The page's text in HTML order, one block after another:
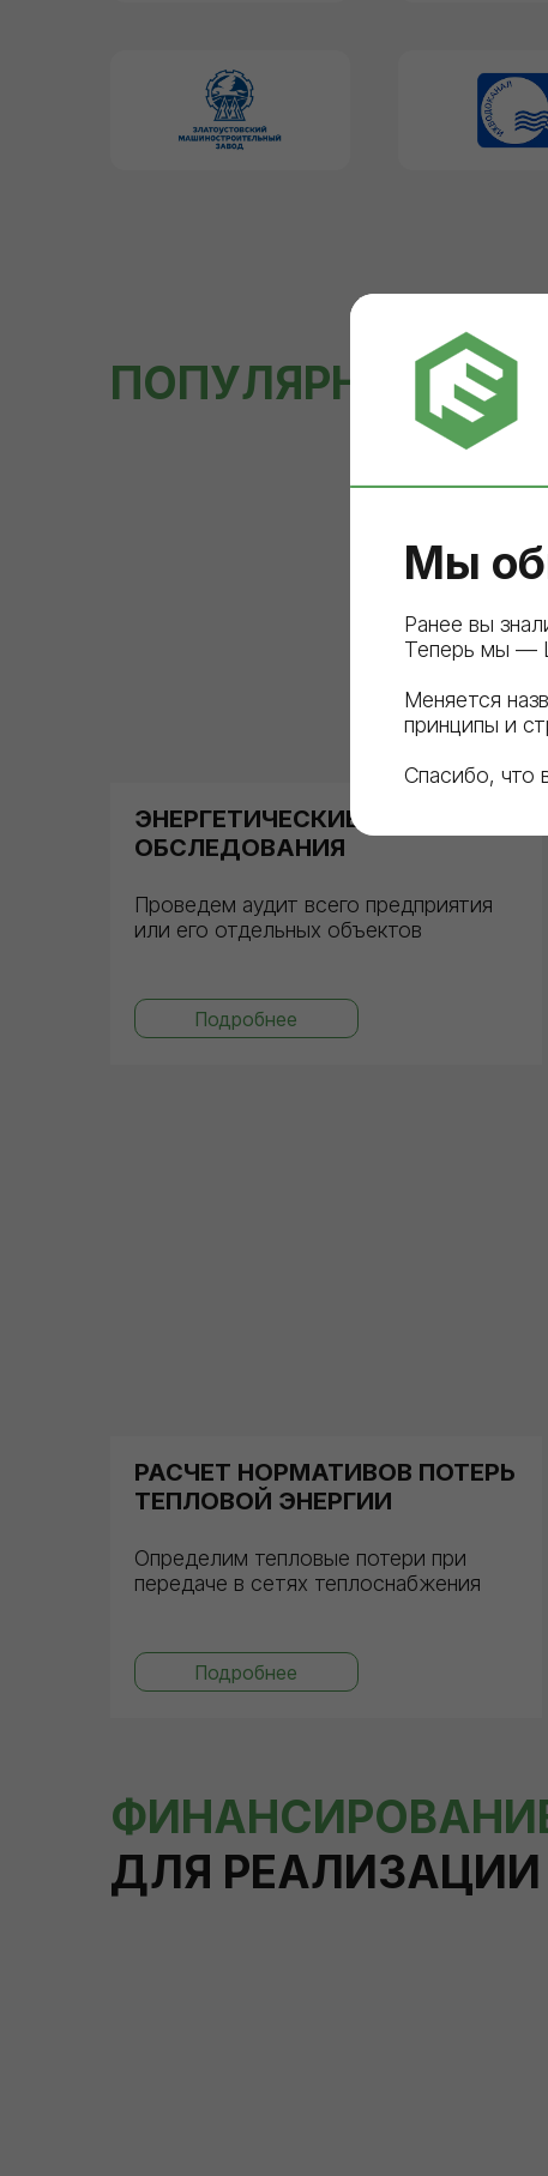
Мы
Ранее вы
Теперь мы —
Меняется
принципы и
Спасибо, что
ПОПУЛЯРНЫЕ
ЭНЕРГЕТИЧЕСКИЕ
ОБСЛЕДОВАНИЯ
Проведем аудит всего предприятия
или его отдельных объектов
Подробнее
РАСЧЕТ НОРМАТИВОВ ПОТЕРЬ
ТЕПЛОВОЙ ЭНЕРГИИ
Определим тепловые потери при
передаче в сетях теплоснабжения
Подробнее
ДЛЯ РЕАЛИЗАЦИИ